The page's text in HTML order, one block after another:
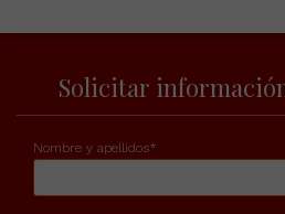
Solicitar
Nombre y apellidos*